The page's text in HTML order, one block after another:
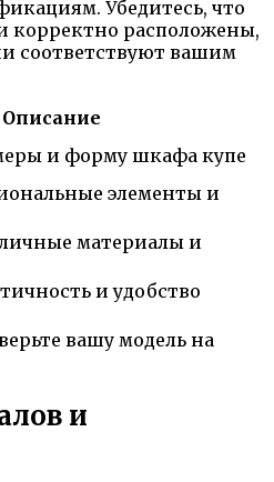
Убедитесь, что
корректно расположены,
соответствуют вашим
Описание
и форму шкафа купе
элементы и
материалы и
и удобство
вашу модель на
и